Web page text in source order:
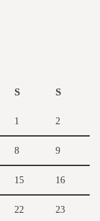
S S
1 2
8 9
15 16
22 23